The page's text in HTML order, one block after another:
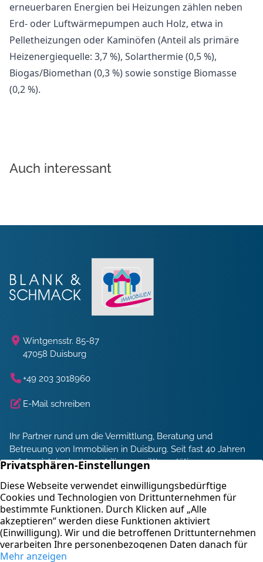
erneuerbaren Energien bei Heizungen zählen neben
Erd- oder Luftwärmepumpen auch Holz, etwa in
Pelletheizungen oder Kaminöfen (Anteil als primäre
Heizenergiequelle: 3,7 %), Solarthermie (0,5 %),
Biogas/Biomethan (0,3 %) sowie sonstige Biomasse
(0,2 %).
Auch interessant
Wintgensstr. 85-87
47058 Duisburg
+49 203 3018960
E-Mail schreiben
Ihr Partner rund um die Vermittlung, Beratung und
Betreuung von Immobilien in Duisburg. Seit fast 40 Jahren
erfolgreich in der Immobilienvermittlung tätig.
Energieberatung und Service
Immobilienbewertung
Kontakt